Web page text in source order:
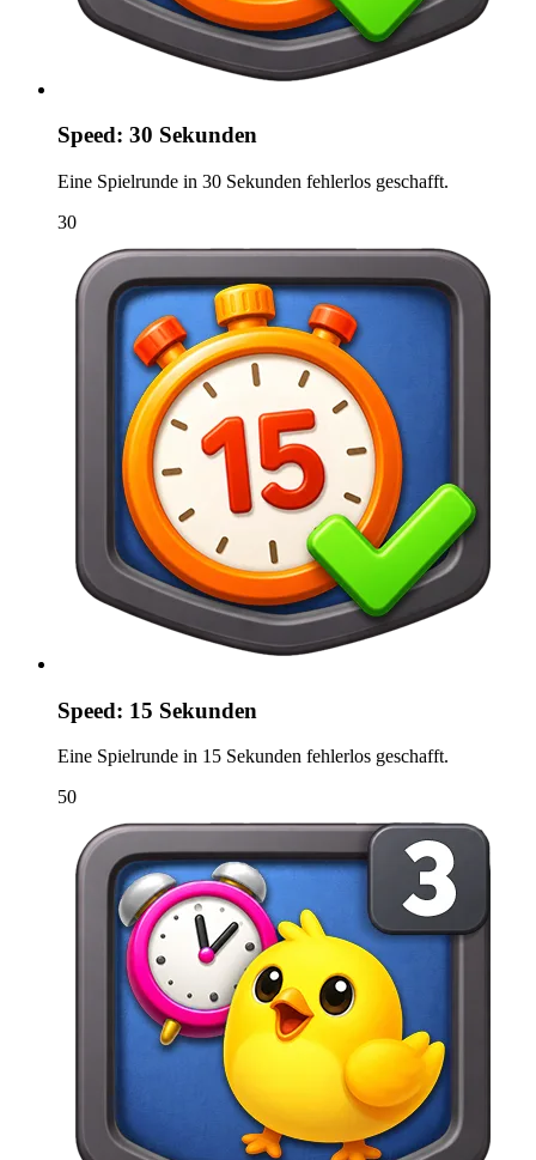
Speed: 30 Sekunden
Eine Spielrunde in 30 Sekunden fehlerlos geschafft.
30
Speed: 15 Sekunden
Eine Spielrunde in 15 Sekunden fehlerlos geschafft.
50